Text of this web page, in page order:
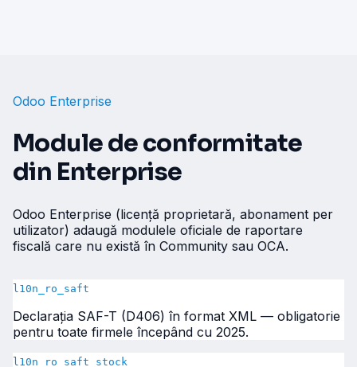
Odoo Enterprise
Module de conformitate
din Enterprise
Odoo Enterprise (licență proprietară, abonament per
utilizator) adaugă modulele oficiale de raportare
fiscală care nu există în Community sau OCA.
l10n_ro_saft
Declarația SAF-T (D406) în format XML — obligatorie
pentru toate firmele începând cu 2025.
l10n_ro_saft_stock